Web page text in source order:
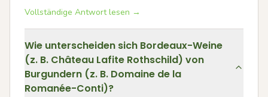
Vollständige Antwort lesen →
Wie unterscheiden sich Bordeaux-Weine
(z. B. Château Lafite Rothschild) von
Burgundern (z. B. Domaine de la
Romanée-Conti)?